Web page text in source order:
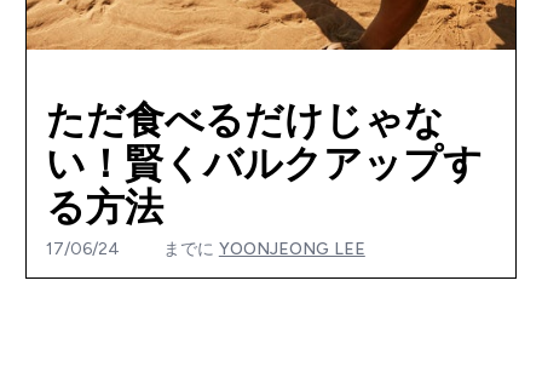
ただ食べるだけじゃな
い！賢くバルクアップす
る方法
17/06/24 までに YOONJEONG LEE